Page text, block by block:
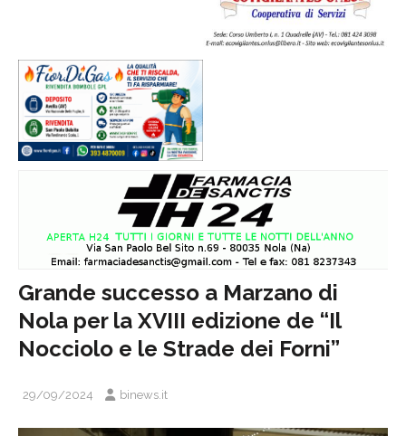
Grande successo a Marzano di
Nola per la XVIII edizione de “Il
Nocciolo e le Strade dei Forni”
29/09/2024 binews.it